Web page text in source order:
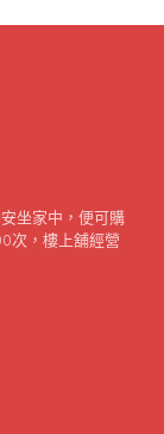
坐家中，便可購
次，樓上舖經營